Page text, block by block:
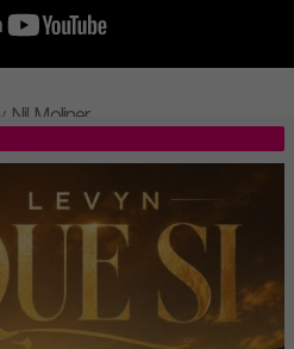
Nil Moliner.